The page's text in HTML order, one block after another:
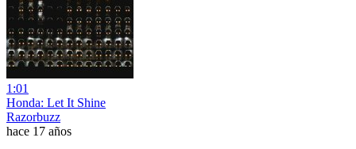
1:01
Honda: Let It Shine
Razorbuzz
hace 17 años